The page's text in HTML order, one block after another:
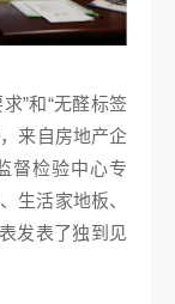
”和“无醛标签
来自房地产企
督检验中心专
生活家地板、
发表了独到见